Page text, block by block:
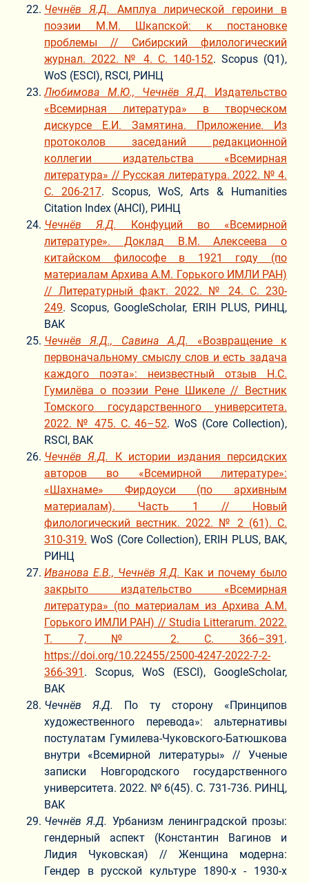
Чечнёв Я.Д. Амплуа лирической героини в
поэзии М.М. Шкапской: к постановке
проблемы // Сибирский филологический
журнал. 2022. № 4. С. 140-152. Scopus (Q1),
WoS (ESCI), RSCI, РИНЦ
Любимова М.Ю., Чечнёв Я.Д.
Издательство
«Всемирная литература» в творческом
дискурсе Е.И. Замятина. Приложение. Из
протоколов заседаний редакционной
коллегии издательства «Всемирная
литература» // Русская литература. 2022. № 4.
С. 206-217. Scopus, WoS, Arts & Humanities
Citation Index (AHCI), РИНЦ
Чечнёв Я.Д.
Конфуций во «Всемирной
литературе». Доклад В.М. Алексеева о
китайском философе в 1921 году (по
материалам Архива А.М. Горького ИМЛИ РАН)
// Литературный факт. 2022. № 24. С. 230-
249. Scopus, GoogleScholar, ERIH PLUS, РИНЦ,
ВАК
Чечнёв Я.Д., Савина А.Д.
«Возвращение к
первоначальному смыслу слов и есть задача
каждого поэта»: неизвестный отзыв Н.С.
Гумилёва о поэзии Рене Шикеле // Вестник
Томского государственного университета.
2022. № 475. С. 46–52. WoS (Core Collection),
RSCI, ВАК
Чечнёв Я.Д.
К истории издания персидских
авторов во «Всемирной литературе»:
«Шахнаме» Фирдоуси (по архивным
материалам). Часть 1 // Новый
филологический вестник. 2022. № 2 (61). С.
310-319. WoS (Core Collection), ERIH PLUS, ВАК,
РИНЦ
Иванова Е.В., Чечнёв Я.Д. Как и почему было
закрыто издательство «Всемирная
литература» (по материалам из Архива А.М.
Горького ИМЛИ РАН) // Studia Litterarum. 2022.
Т. 7, № 2. С. 366–391 .
https://doi.org/10.22455/2500-4247-2022-7-2-
366-391 . Scopus, WoS (ESCI), GoogleScholar,
ВАК
Чечнёв Я.Д.
По ту сторону «Принципов
художественного перевода»: альтернативы
постулатам Гумилева-Чуковского-Батюшкова
внутри «Всемирной литературы» // Ученые
записки Новгородского государственного
университета. 2022. № 6(45). С. 731-736. РИНЦ,
ВАК
Чечнёв Я.Д. Урбанизм ленинградской прозы:
гендерный аспект (Константин Вагинов и
Лидия Чуковская) // Женщина модерна:
Гендер в русской культуре 1890-х - 1930-х